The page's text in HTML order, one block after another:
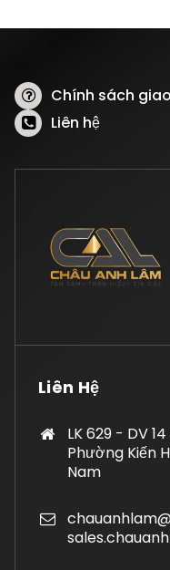
Chính sách
Liên hệ
Liên Hệ
LK 629 - DV
Phường Kiến
Nam